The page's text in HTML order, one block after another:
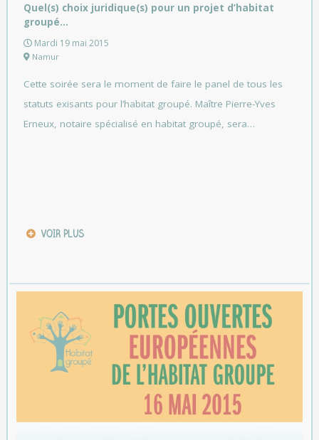
Quel(s) choix juridique(s) pour un projet d’habitat
groupé…
Mardi 19 mai 2015
Namur
Cette soirée sera le moment de faire le panel de tous les
statuts exisants pour l’habitat groupé. Maître Pierre-Yves
Erneux, notaire spécialisé en habitat groupé, sera…
VOIR PLUS